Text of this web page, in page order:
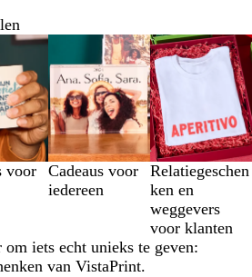
voor
Cadeaus voor
iedereen
Relatiegeschen
ken en
weggevers
voor klanten
iets echt unieks te geven:
van VistaPrint.